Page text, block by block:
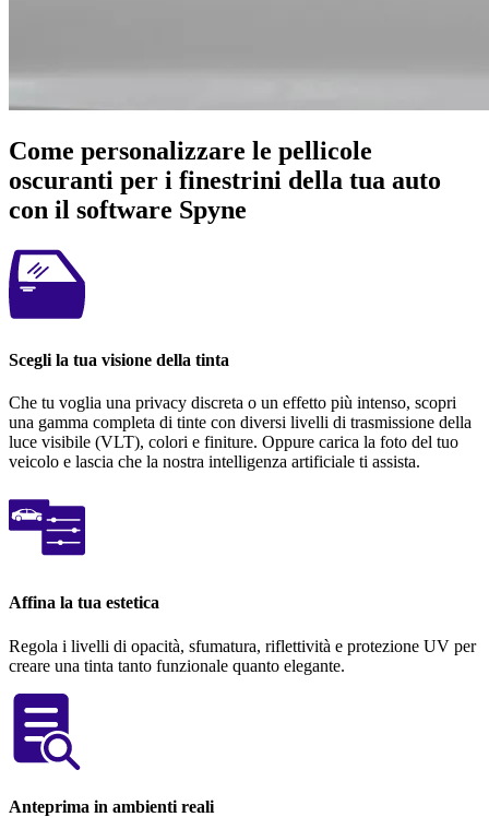
Come personalizzare le pellicole
oscuranti per i finestrini della tua auto
con il software Spyne
Scegli la tua visione della tinta
Che tu voglia una privacy discreta o un effetto più intenso, scopri
una gamma completa di tinte con diversi livelli di trasmissione della
luce visibile (VLT), colori e finiture. Oppure carica la foto del tuo
veicolo e lascia che la nostra intelligenza artificiale ti assista.
Affina la tua estetica
Regola i livelli di opacità, sfumatura, riflettività e protezione UV per
creare una tinta tanto funzionale quanto elegante.
Anteprima in ambienti reali